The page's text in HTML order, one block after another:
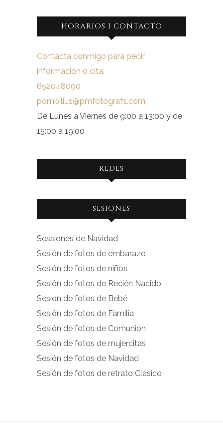
HORARIOS I CONTACTO
Contacta conmigo para pedir
información o cita:
652048090
pompilius@pmfotografs.com
De Lunes a Viernes de 9:00 a 13:00 y de
15:00 a 19:00
REDES
Ver
facebook.com
en
Facebook
Ver
instagram.com
en
Instagram
SESIONES
Sessiones de Navidad
Sesión de fotos de embarazo
Sesión de fotos de niños
Sesión de fotos de Recién Nacido
Sesion de fotos de Bebé
Sesión de fotos de Familia
Sesión de fotos de Comunión
Sesión de fotos de mujercitas
Sesión de fotos de Navidad
Sesión de fotos de retrato Clásico